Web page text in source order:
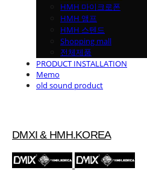
HMH 마이크로폰
HMH 앰프
HMH 스텐드
Shopping mall
전체제품
PRODUCT INSTALLATION
Memo
old sound product
DMXI & HMH.KOREA